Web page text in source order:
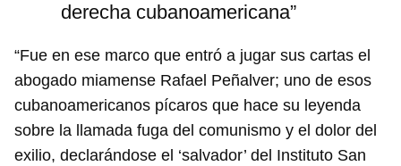
derecha cubanoamericana”
“Fue en ese marco que entró a jugar sus cartas el
abogado miamense Rafael Peñalver; uno de esos
cubanoamericanos pícaros que hace su leyenda
sobre la llamada fuga del comunismo y el dolor del
exilio, declarándose el ‘salvador’ del Instituto San